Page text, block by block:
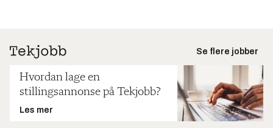
Se flere jobber
Hvordan lage en
stillingsannonse på Tekjobb?
Les mer